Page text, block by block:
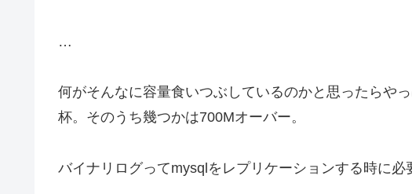
…
何がそんなに容量食いつぶしているのかと思ったらや
杯。そのうち幾つかは700Mオーバー。
バイナリログってmysqlをレプリケーションする時に必